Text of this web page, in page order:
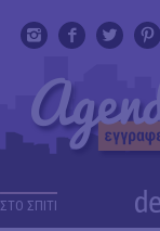
ΣΤΟ ΣΠΙΤΙ